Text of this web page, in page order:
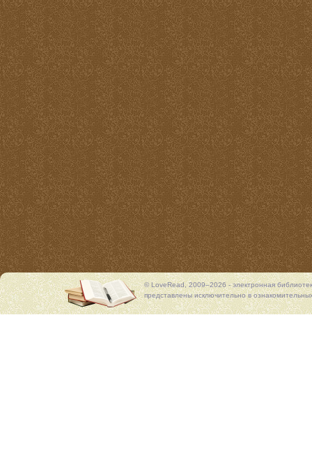
© LoveRead, 2009–2026 - электронная
представлены исключительно в